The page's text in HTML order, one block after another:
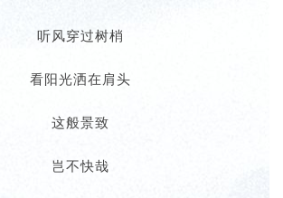
听风穿过树梢
看阳光洒在肩头
这般景致
岂不快哉